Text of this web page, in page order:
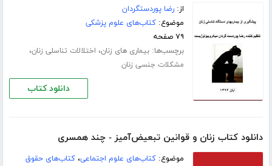
از:رضا پوردستگردان
موضوع:کتاب‌های علوم پزشکی
۷۹ صفحه
برچسب‌ها:بیماری های زنان، اختلالات تناسلی زنان،
مشکلات جنسی زنان
دانلود کتاب
دانلود کتاب زنان و قوانین تبعیض‌آمیز - چند همسری
موضوع:کتاب‌های علوم اجتماعی،کتاب‌های حقوق